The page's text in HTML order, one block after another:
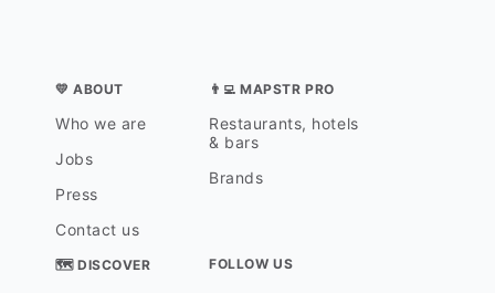
💛 ABOUT
Who we are
Jobs
Press
Contact us
👨‍💻 MAPSTR PRO
Restaurants, hotels
& bars
Brands
🗺 DISCOVER FOLLOW US